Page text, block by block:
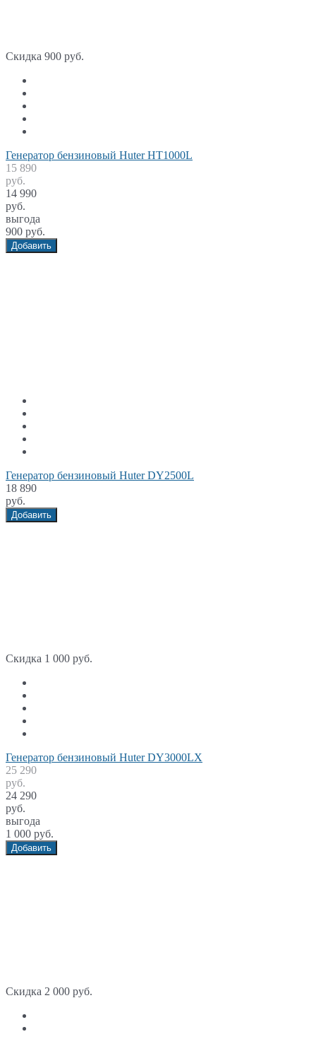
Скидка 900 руб.
Генератор бензиновый Huter HT1000L
15 890
руб.
14 990
руб.
выгода
900 руб.
Добавить
Генератор бензиновый Huter DY2500L
18 890
руб.
Добавить
Скидка 1 000 руб.
Генератор бензиновый Huter DY3000LX
25 290
руб.
24 290
руб.
выгода
1 000 руб.
Добавить
Скидка 2 000 руб.